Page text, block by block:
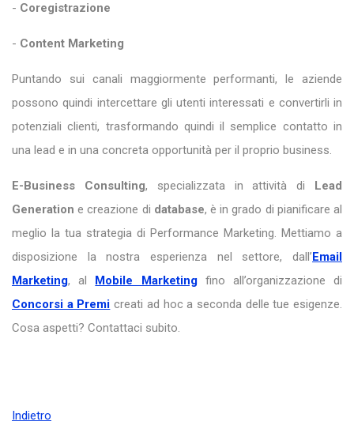
- Coregistrazione
- Content Marketing
Puntando sui canali maggiormente performanti, le aziende
possono quindi intercettare gli utenti interessati e convertirli in
potenziali clienti, trasformando quindi il semplice contatto in
una lead e in una concreta opportunità per il proprio business.
E-Business Consulting, specializzata in attività di Lead
Generation e creazione di database, è in grado di pianificare al
meglio la tua strategia di Performance Marketing. Mettiamo a
disposizione la nostra esperienza nel settore, dall’Email
Marketing, al Mobile Marketing fino all’organizzazione di
Concorsi a Premi creati ad hoc a seconda delle tue esigenze.
Cosa aspetti? Contattaci subito.
Indietro